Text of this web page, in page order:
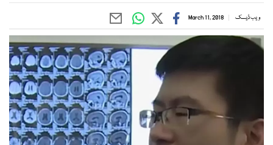
ویب ڈیسک March 11, 2018